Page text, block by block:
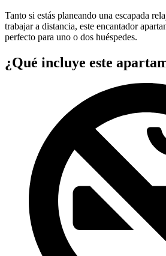
Tanto si estás planeando una escapada
trabajar a distancia, este encantador
perfecto para uno o dos huéspedes.
¿Qué incluye este